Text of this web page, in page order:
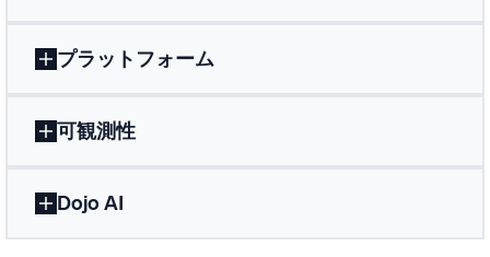
プラットフォーム
可観測性
Dojo AI